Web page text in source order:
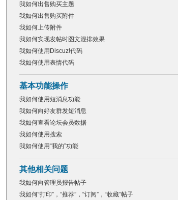
我如何出售购买主题
我如何出售购买附件
我如何上传附件
我如何实现发帖时图文混排效果
我如何使用Discuz!代码
我如何使用表情代码
基本功能操作
我如何使用短消息功能
我如何向好友群发短消息
我如何查看论坛会员数据
我如何使用搜索
我如何使用“我的”功能
其他相关问题
我如何向管理员报告帖子
我如何“打印”，“推荐”，“订阅”，“收藏”帖子